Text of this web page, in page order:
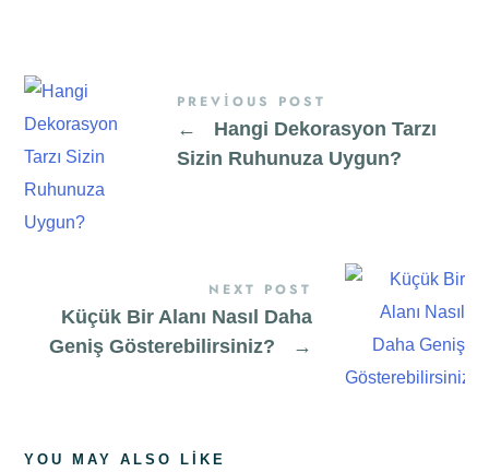
PREVIOUS POST
←
Hangi Dekorasyon Tarzı
Sizin Ruhunuza Uygun?
NEXT POST
Küçük Bir Alanı Nasıl Daha
Geniş Gösterebilirsiniz?
→
YOU MAY ALSO LIKE